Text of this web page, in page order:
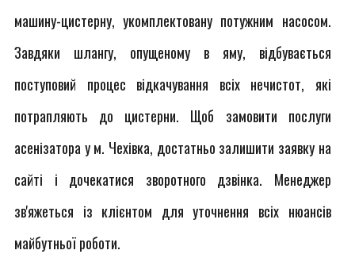
машину-цистерну, укомплектовану потужним насосом.
Завдяки шлангу, опущеному в яму, відбувається
поступовий процес відкачування всіх нечистот, які
потрапляють до цистерни. Щоб замовити послуги
асенізатора у м. Чехівка, достатньо залишити заявку на
сайті і дочекатися зворотного дзвінка. Менеджер
зв'яжеться із клієнтом для уточнення всіх нюансів
майбутньої роботи.